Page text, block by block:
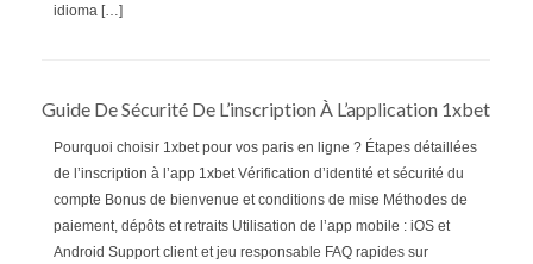
idioma […]
Guide De Sécurité De L’inscription À L’application 1xbet
Pourquoi choisir 1xbet pour vos paris en ligne ? Étapes détaillées
de l’inscription à l’app 1xbet Vérification d’identité et sécurité du
compte Bonus de bienvenue et conditions de mise Méthodes de
paiement, dépôts et retraits Utilisation de l’app mobile : iOS et
Android Support client et jeu responsable FAQ rapides sur